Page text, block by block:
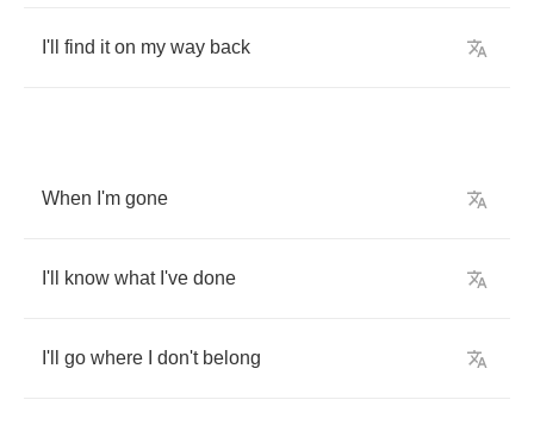
I'll find it on my way back
When I'm gone
I'll know what I've done
I'll go where don't belong